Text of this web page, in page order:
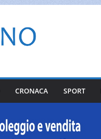
CRONACA SPORT